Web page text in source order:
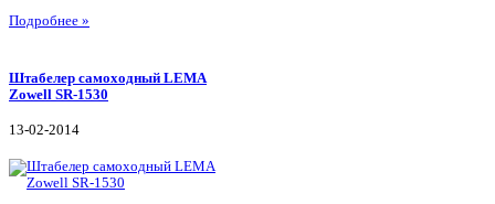
Подробнее »
Штабелер самоходный LEMA
Zowell SR-1530
13-02-2014